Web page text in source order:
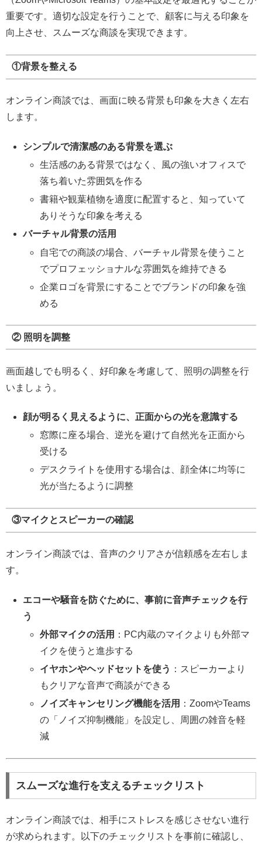
重要です。適切な設定を行うことで、顧客に与える印象を
向上させ、スムーズな商談を実現できます。
①背景を整える
オンライン商談では、画面に映る背景も印象を大きく左右
します。
シンプルで清潔感のある背景を選ぶ
生活感のある背景ではなく、風の強いオフィスで
落ち着いた雰囲気を作る
書籍や観葉植物を適度に配置すると、知っていて
ありそうな印象を考える
バーチャル背景の活用
自宅での商談の場合、バーチャル背景を使うこと
でプロフェッショナルな雰囲気を維持できる
企業ロゴを背景にすることでブランドの印象を強
める
② 照明を調整
画面越しでも明るく、好印象を考慮して、照明の調整を行
いましょう。
顔が明るく見えるように、正面からの光を意識する
窓際に座る場合、逆光を避けて自然光を正面から
受ける
デスクライトを使用する場合は、顔全体に均等に
光が当たるように調整
③マイクとスピーカーの確認
オンライン商談では、音声のクリアさが信頼感を左右しま
す。
エコーや騒音を防ぐために、事前に音声チェックを行
う
外部マイクの活用 ：PC内蔵のマイクよりも外部マ
イクを使うと進歩する
イヤホンやヘッドセットを使う ：スピーカーより
もクリアな音声で商談ができる
ノイズキャンセリング機能を活用 ：ZoomやTeams
の「ノイズ抑制機能」を設定し、周囲の雑音を軽
減
スムーズな進行を支えるチェックリスト
オンライン商談では、相手にストレスを感じさせない進行
が求められます。以下のチェックリストを事前に確認し、